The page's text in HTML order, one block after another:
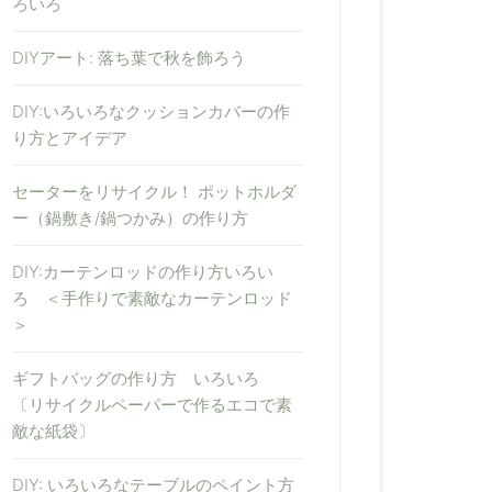
DIYアート: 落ち葉で秋を飾ろう
DIY:いろいろなクッションカバーの作
り方とアイデア
セーターをリサイクル！ ポットホルダ
ー（鍋敷き/鍋つかみ）の作り方
DIY:カーテンロッドの作り方いろい
ろ ＜手作りで素敵なカーテンロッド
＞
ギフトバッグの作り方 いろいろ
〔リサイクルペーパーで作るエコで素
敵な紙袋〕
DIY: いろいろなテーブルのペイント方